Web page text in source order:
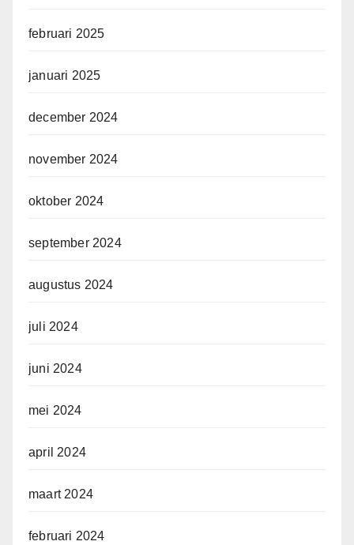
februari 2025
januari 2025
december 2024
november 2024
oktober 2024
september 2024
augustus 2024
juli 2024
juni 2024
mei 2024
april 2024
maart 2024
februari 2024